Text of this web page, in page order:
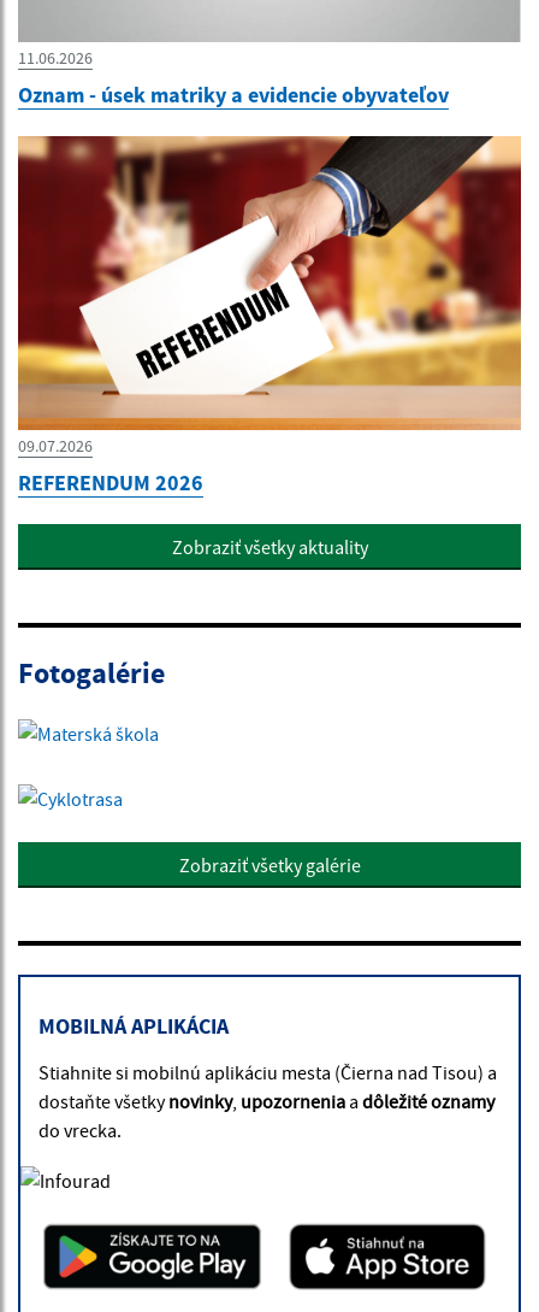
11.06.2026
Oznam - úsek matriky a evidencie obyvateľov
09.07.2026
REFERENDUM 2026
Zobraziť všetky aktuality
Fotogalérie
Zobraziť všetky galérie
MOBILNÁ APLIKÁCIA
Stiahnite si mobilnú aplikáciu mesta (Čierna nad Tisou) a
dostaňte všetkynovinky, upozornenia a dôležité oznamy
do vrecka.